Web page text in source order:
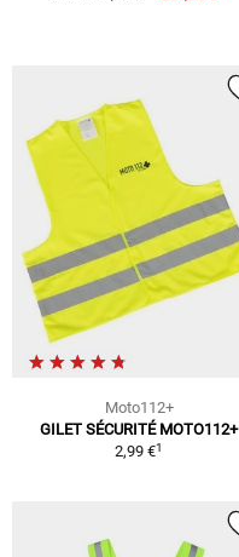
Moto112+
GILET SÉCURITÉ MOTO112+
2,99 €1